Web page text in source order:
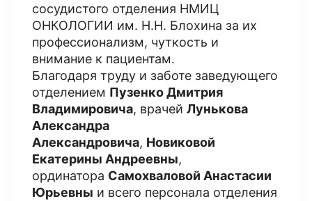
сосудистого отделения НМИЦ
ОНКОЛОГИИ им. Н.Н. Блохина за их
профессионализм, чуткость и
внимание к пациентам.
Благодаря труду и заботе заведующего
отделением Пузенко Дмитрия
Владимировича, врачей Лунькова
Александра
Александровича, Новиковой
Екатерины Андреевны,
ординатора Самохваловой Анастасии
Юрьевны и всего персонала отделения